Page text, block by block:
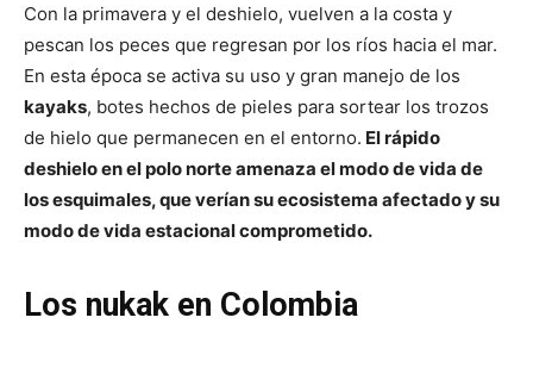
Con la primavera y el deshielo, vuelven a la costa y
pescan los peces que regresan por los ríos hacia el mar.
En esta época se activa su uso y gran manejo de los
kayaks, botes hechos de pieles para sortear los trozos
de hielo que permanecen en el entorno. El rápido
deshielo en el polo norte amenaza el modo de vida de
los esquimales, que verían su ecosistema afectado y su
modo de vida estacional comprometido.
Los nukak en Colombia